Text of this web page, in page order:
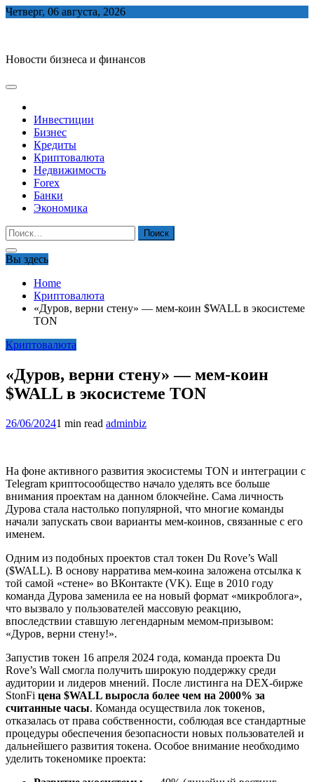
Skip
Четверг, 06 августа, 2026
Новости бизнеса и финансов
Инвестиции
Бизнес
Кредиты
Криптовалюта
Недвижимость
Forex
Банки
Экономика
Найти:
Вы здесь
Home
Криптовалюта
«Дуров, верни стену» — мем-коин $WALL в экосистеме
TON
Криптовалюта
«Дуров, верни стену» — мем-коин
$WALL в экосистеме TON
26/06/20241 min read adminbiz
На фоне активного развития экосистемы TON и интеграции с
Telegram криптосообщество начало уделять все больше
внимания проектам на данном блокчейне. Сама личность
Дурова стала настолько популярной, что многие команды
начали запускать свои варианты мем-коинов, связанные с его
именем.
Одним из подобных проектов стал токен Du Rove’s Wall
($WALL). В основу нарратива мем-коина заложена отсылка к
той самой «стене» во ВКонтакте (VK). Еще в 2010 году
команда Дурова заменила ее на новый формат «микроблога»,
что вызвало у пользователей массовую реакцию,
впоследствии ставшую легендарным мемом-призывом:
«Дуров, верни стену!».
Запустив токен 16 апреля 2024 года, команда проекта Du
Rove’s Wall смогла получить широкую поддержку среди
аудитории и лидеров мнений. После листинга на DEX-бирже
StonFi цена $WALL выросла более чем на 2000% за
считанные часы. Команда осуществила лок токенов,
отказалась от права собственности, соблюдая все стандартные
процедуры обеспечения безопасности новых пользователей и
дальнейшего развития токена. Особое внимание необходимо
уделить токеномике проекта: